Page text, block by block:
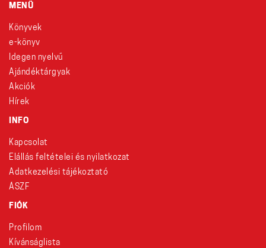
MENÜ
Könyvek
e-könyv
Idegen nyelvű
Ajándéktárgyak
Akciók
Hírek
INFO
Kapcsolat
Elállás feltételei és nyilatkozat
Adatkezelési tájékoztató
ÁSZF
FIÓK
Profilom
Kívánságlista